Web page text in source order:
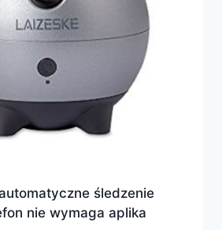
śledzenie
nie wymaga aplika